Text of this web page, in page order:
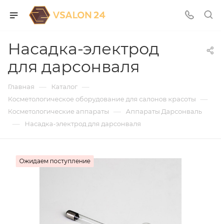
Насадка-электрод
для дарсонваля
Главная — Каталог —
Косметологическое оборудование для салонов красоты —
Косметологические аппараты — Аппараты Дарсонваль
— Насадка-электрод для дарсонваля
Ожидаем поступление